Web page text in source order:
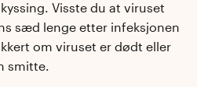
Visste du at viruset
sæd lenge etter infeksjonen
om viruset er dødt eller
smitte.